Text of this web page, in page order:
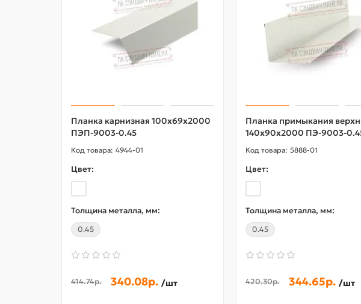
Планка карнизная 100х69х2000
ПЭП-9003-0.45
4944-01
Цвет:
Толщина металла, мм:
0.45
414.74р. 340.08р. /шт
Планка примыкания
140х90х2000 ПЭ-9003-
5888-01
Цвет:
Толщина металла, мм:
0.45
420.30р. 344.65р. /шт